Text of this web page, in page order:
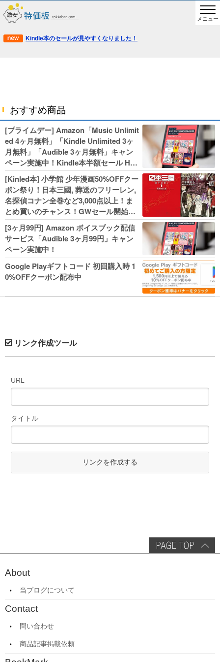
メニュー
Kindle本のセールが見やすくなりました！
おすすめ商品
[プライムデー] Amazon「Music Unlimit
ed 4ヶ月無料」「Kindle Unlimited 3ヶ
月無料」「Audible 3ヶ月無料」キャン
ペーン実施中！Kindle本半額セール HU
NTER×HUNTERなど集英社、無職転生,
幼女戦記などKADOKAWA、キャプテン
翼100円セールも！
[Kinled本] 小学館 少年漫画50%OFFクー
ポン祭り！日本三國, 葬送のフリーレン,
名探偵コナン全巻など3,000点以上！ま
とめ買いのチャンス！GWセール開始！
人気コミック多数 カドカワ祭やIT関連本
がセールに！
[3ヶ月99円] Amazon ボイスブック配信
サービス「Audible 3ヶ月99円」キャン
ペーン実施中！
Google Playギフトコード 初回購入時 1
0%OFFクーポン配布中
リンク作成ツール
URL
タイトル
リンクを作成する
About
当ブログについて
Contact
問い合わせ
商品記事掲載依頼